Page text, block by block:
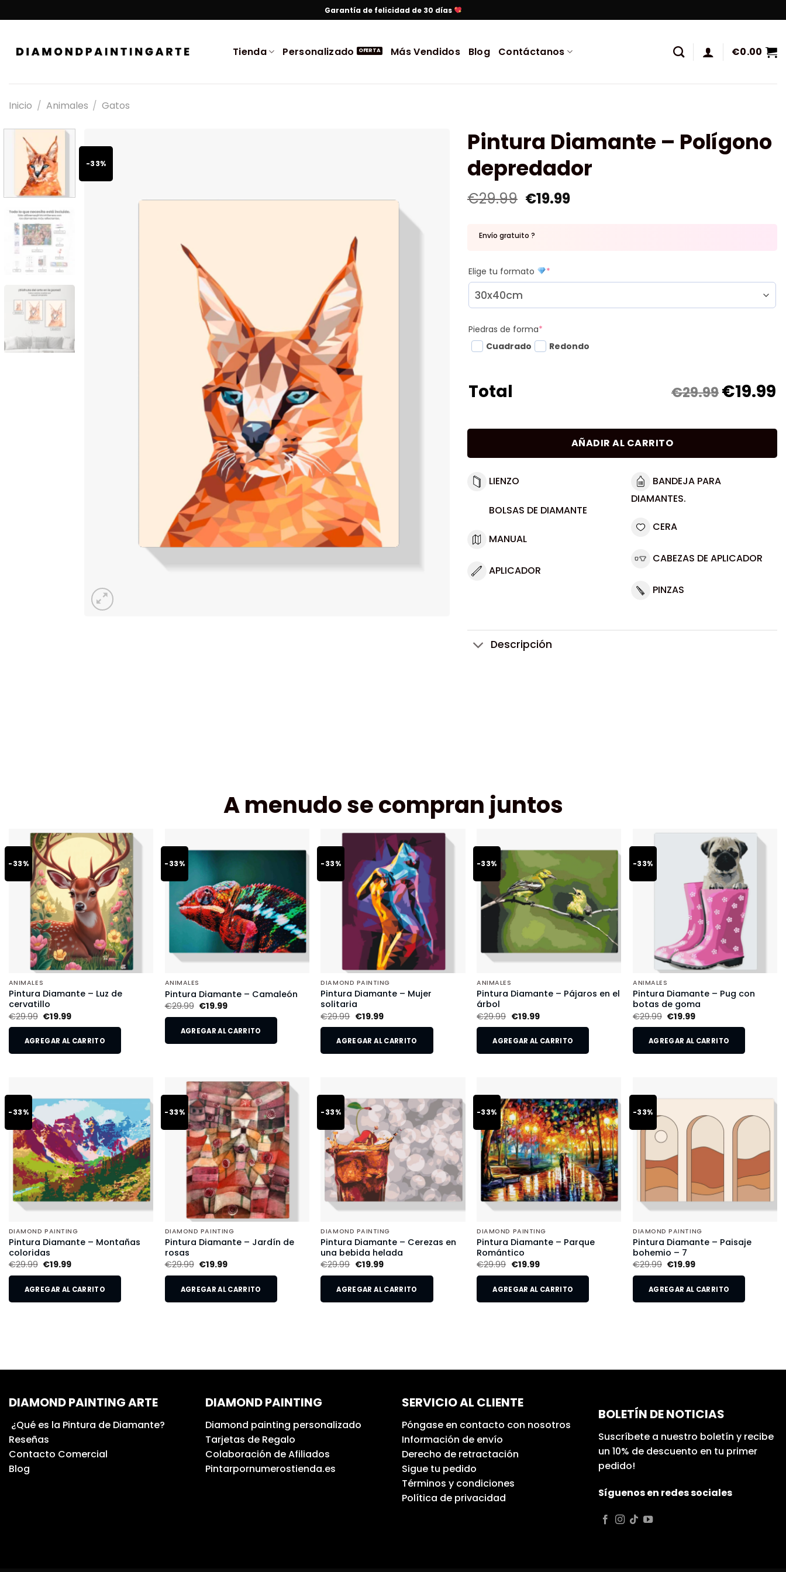
Garantía de felicidad de 30 días
Tienda Personalizado Más Vendidos Blog Contáctanos €0.00
Inicio / Animales / Gatos
-33%
Pintura Diamante – Polígono
depredador
€29.99 €19.99
Envío gratuito ?
Elige tu formato *
Piedras de forma*
Cuadrado
Redondo
Total €29.99€19.99
AÑADIR AL CARRITO
LIENZO
BOLSAS DE DIAMANTE
MANUAL
APLICADOR
BANDEJA PARA
DIAMANTES.
CERA
CABEZAS DE APLICADOR
PINZAS
Descripción
A menudo se compran juntos
-33%
ANIMALES
Pintura Diamante – Luz de
cervatillo
€29.99 €19.99
AGREGAR AL CARRITO
-33%
ANIMALES
Pintura Diamante – Camaleón
€29.99 €19.99
AGREGAR AL CARRITO
-33%
DIAMOND PAINTING
Pintura Diamante – Mujer
solitaria
€29.99 €19.99
AGREGAR AL CARRITO
-33%
ANIMALES
Pintura Diamante – Pájaros en el
árbol
€29.99 €19.99
AGREGAR AL CARRITO
-33%
ANIMALES
Pintura Diamante – Pug con
botas de goma
€29.99 €19.99
AGREGAR AL CARRITO
-33%
DIAMOND PAINTING
Pintura Diamante – Montañas
coloridas
€29.99 €19.99
AGREGAR AL CARRITO
-33%
DIAMOND PAINTING
Pintura Diamante – Jardín de
rosas
€29.99 €19.99
AGREGAR AL CARRITO
-33%
DIAMOND PAINTING
Pintura Diamante – Cerezas en
una bebida helada
€29.99 €19.99
AGREGAR AL CARRITO
-33%
DIAMOND PAINTING
Pintura Diamante – Parque
Romántico
€29.99 €19.99
AGREGAR AL CARRITO
-33%
DIAMOND PAINTING
Pintura Diamante – Paisaje
bohemio – 7
€29.99 €19.99
AGREGAR AL CARRITO
DIAMOND PAINTING ARTE
¿Qué es la Pintura de Diamante?
Reseñas
Contacto Comercial
Blog
DIAMOND PAINTING
Diamond painting personalizado
Tarjetas de Regalo
Colaboración de Afiliados
Pintarpornumerostienda.es
SERVICIO AL CLIENTE
Póngase en contacto con nosotros
Información de envío
Derecho de retractación
Sigue tu pedido
Términos y condiciones
Política de privacidad
BOLETÍN DE NOTICIAS
Suscríbete a nuestro boletín y recibe
un 10% de descuento en tu primer
pedido!
Síguenos en redes sociales